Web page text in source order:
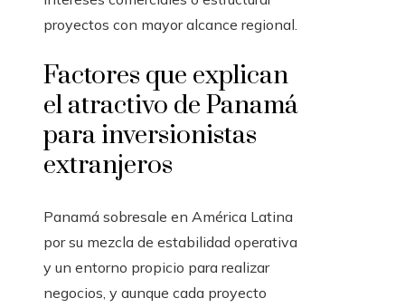
proyectos con mayor alcance regional.
Factores que explican
el atractivo de Panamá
para inversionistas
extranjeros
Panamá sobresale en América Latina
por su mezcla de estabilidad operativa
y un entorno propicio para realizar
negocios, y aunque cada proyecto